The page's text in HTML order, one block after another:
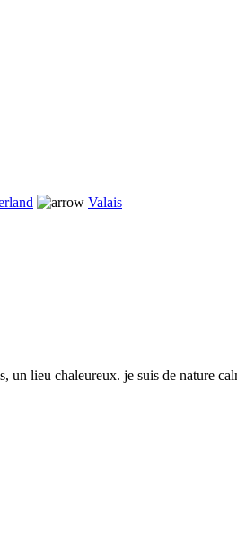
Valais
un lieu chaleureux. je suis de nature